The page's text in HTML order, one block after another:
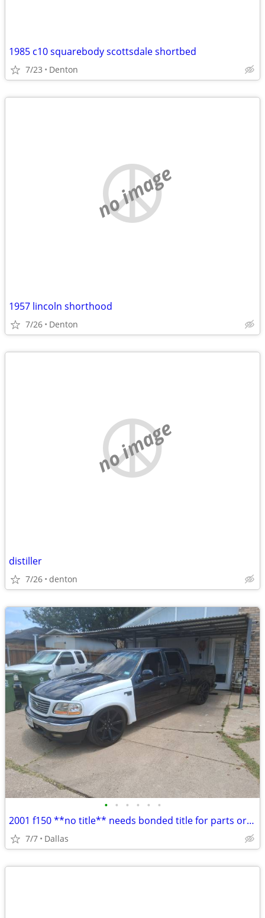
1985 c10 squarebody scottsdale shortbed
7/23 Denton
no image
1957 lincoln shorthood
7/26 Denton
no image
distiller
7/26 denton
• • • • • •
2001 f150 **no title** needs bonded title for parts or what ever
7/7 Dallas